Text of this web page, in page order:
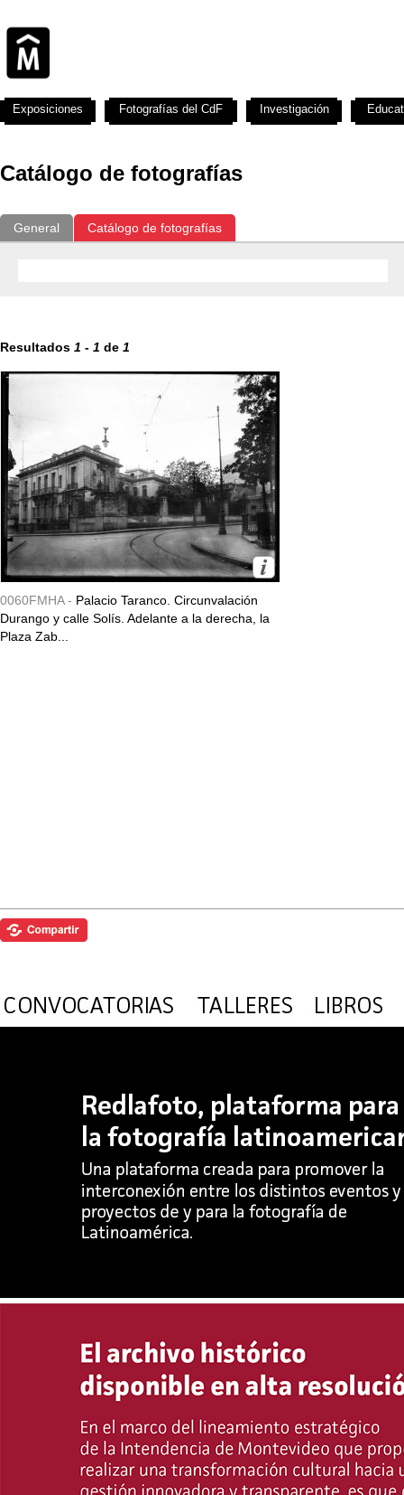
Catálogo de fotografías
General Catálogo de fotografías
Resultados 1 - 1 de 1
0060FMHA - Palacio Taranco. Circunvalación
Durango y calle Solís. Adelante a la derecha, la
Plaza Zab...
Exposiciones Fotografías del CdF Investigación